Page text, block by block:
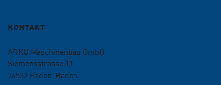
KONTAKT
ARKU Maschinenbau GmbH
Siemensstrasse 11
76532 Baden-Baden